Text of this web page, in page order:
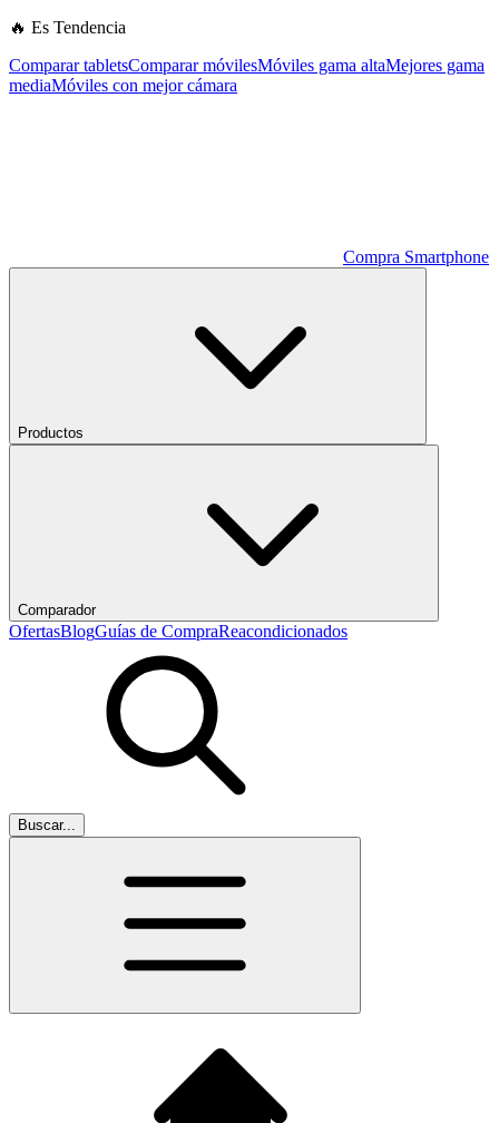
🔥 Es Tendencia
Comparar tabletsComparar móvilesMóviles gama altaMejores gama
mediaMóviles con mejor cámara
Compra Smartphone
Productos
Comparador
OfertasBlogGuías de CompraReacondicionados
Buscar...